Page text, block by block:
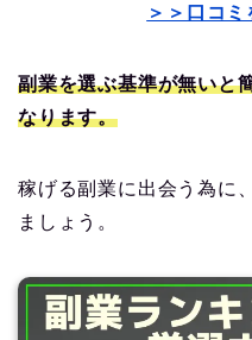
＞＞口コ
副業を選ぶ基準が無いと
なります。
稼げる副業に出会う為に
ましょう。